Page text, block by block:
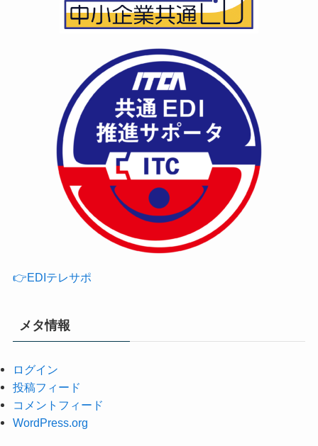
👉EDIテレサポ
メタ情報
ログイン
投稿フィード
コメントフィード
WordPress.org